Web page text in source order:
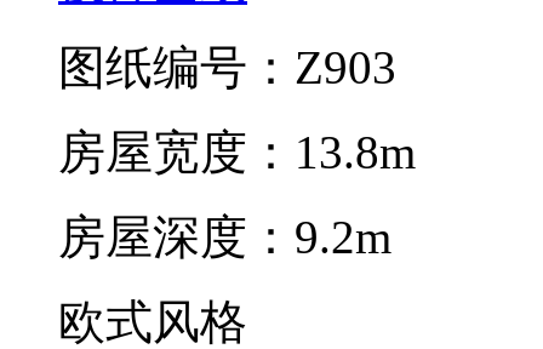
图纸编号：Z903
房屋宽度：13.8m
房屋深度：9.2m
欧式风格